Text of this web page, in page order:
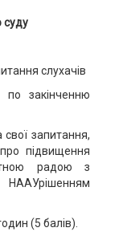
суду
слухачів
закінченню
запитання,
підвищення
радою з
НААУрішенням
(5 балів).